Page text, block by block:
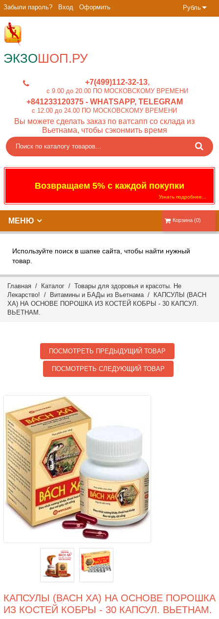
Рубль
Забыли пароль? Вход Оформить
ЭКЗОШОП.РУ
+7(499)112-32-13
c 9.00 до 20.00 ПО МОСКОВСКОМУ ВРЕМЕНИ
+841233120375- WHATSAPP, TELEGRAM
c 12.00 до 24.00 ПО МОСКОВСКОМУ ВРЕМЕНИ
Вы можете сделать заказ по ватсапп со склада из
Вьетнама, чтобы сэконмить время
Возвращаем 5% с каждой покупки
Узнать подробнее...
Корзина (0)
МЕНЮ
Используйте поиск в шапке сайта, чтобы найти нужный
товар.
Главная / Каталог / Товары для здоровья и красоты. Не
Лекарство! / Витамины и БАДы из Вьетнама/ КАПСУЛЫ (BACH
XA) НА ОСНОВЕ ПОРОШКА ИЗ КОСТЕЙ КОБРЫ - 30 КАПСУЛ.
ВЬЕТНАМ.
ПОСМОТРЕТЬ ПРЕДЫДУЩИЙ ТОВАР
ПОСМОТРЕТЬ СЛЕДУЮЩИЙ ТОВАР
КАПСУЛЫ (BACH XA) НА ОСНОВЕ ПОРОШКА
ИЗ КОСТЕЙ КОБРЫ - 30 КАПСУЛ. ВЬЕТНАМ.